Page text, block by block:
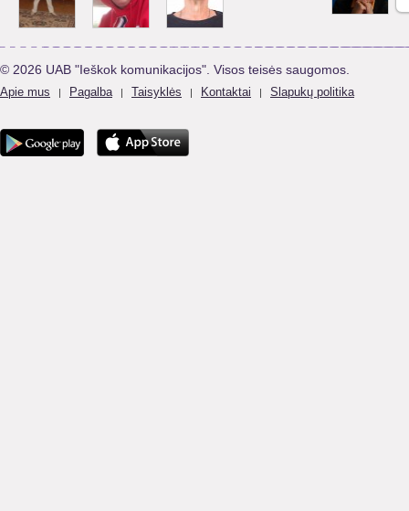
© 2026 UAB "Ieškok komunikacijos". Visos teisės saugomos.
Apie mus | Pagalba | Taisyklės | Kontaktai | Slapukų politika